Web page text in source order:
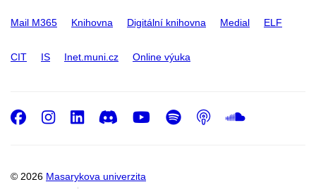
Mail M365 Knihovna Digitální knihovna Medial ELF
CIT IS Inet.muni.cz Online výuka
© 2026 Masarykova univerzita
Facebook
Instagram
LinkedIn
DiscordYoutube
Spotify
Podcast